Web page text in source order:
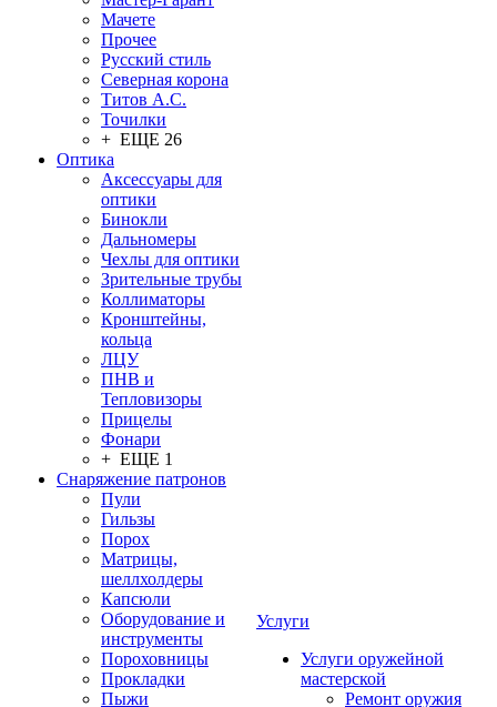
Мачете
Прочее
Русский стиль
Северная корона
Титов А.С.
Точилки
+ ЕЩЕ 26
Оптика
Аксессуары для
оптики
Бинокли
Дальномеры
Чехлы для оптики
Зрительные трубы
Коллиматоры
Кронштейны,
кольца
ЛЦУ
ПНВ и
Тепловизоры
Прицелы
Фонари
+ ЕЩЕ 1
Снаряжение патронов
Пули
Гильзы
Порох
Матрицы,
шеллхолдеры
Капсюли
Оборудование и
инструменты
Пороховницы
Прокладки
Пыжи
Услуги
Услуги оружейной
мастерской
Ремонт оружия